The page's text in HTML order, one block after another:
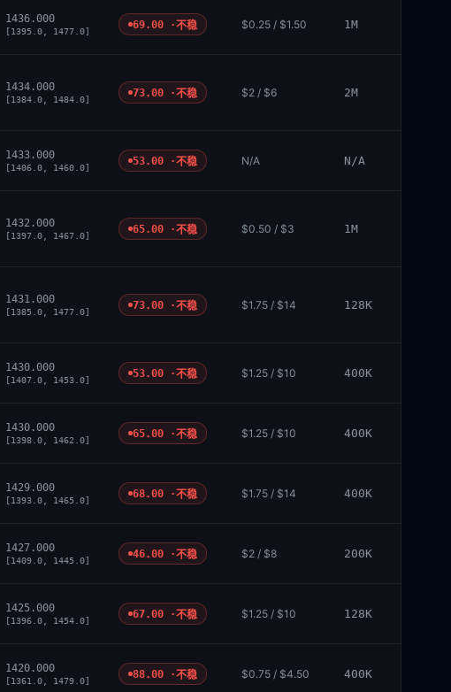
1436.000
[1395.0, 1477.0]
69.00 ·不稳 $0.25 / $1.50 1M
1434.000
[1384.0, 1484.0]
73.00 ·不稳 $2 / $6 2M
1433.000
[1406.0, 1460.0]
53.00 ·不稳 N/A N/A
1432.000
[1397.0, 1467.0]
65.00 ·不稳 $0.50 / $3 1M
1431.000
[1385.0, 1477.0]
73.00 ·不稳 $1.75 / $14 128K
1430.000
[1407.0, 1453.0]
53.00 ·不稳 $1.25 / $10 400K
1430.000
[1398.0, 1462.0]
65.00 ·不稳 $1.25 / $10 400K
1429.000
[1393.0, 1465.0]
68.00 ·不稳 $1.75 / $14 400K
1427.000
[1409.0, 1445.0]
46.00 ·不稳 $2 / $8 200K
1425.000
[1396.0, 1454.0]
67.00 ·不稳 $1.25 / $10 128K
1420.000
[1361.0, 1479.0]
88.00 ·不稳 $0.75 / $4.50 400K